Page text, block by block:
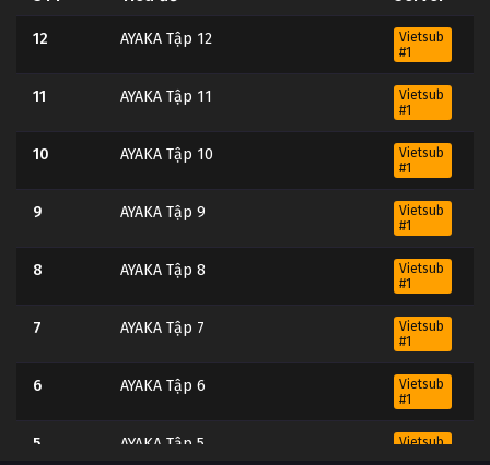
12 AYAKA Tập 12
Vietsub
#1
11 AYAKA Tập 11
Vietsub
#1
10 AYAKA Tập 10
Vietsub
#1
9 AYAKA Tập 9
Vietsub
#1
8 AYAKA Tập 8
Vietsub
#1
7 AYAKA Tập 7
Vietsub
#1
6 AYAKA Tập 6
Vietsub
#1
5 AYAKA Tập 5
Vietsub